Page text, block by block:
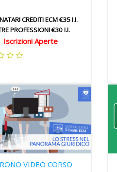
CREDITI ECM €35 I.I.
PROFESSIONI €30 I.I.
Iscrizioni Aperte
VIDEO CORSO